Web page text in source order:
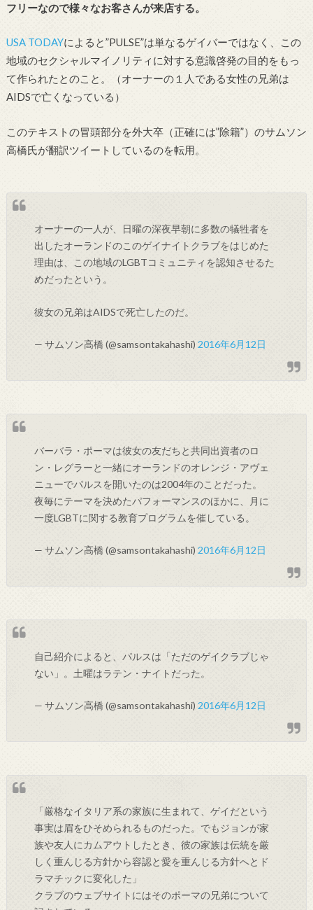
フリーなので様々なお客さんが来店する。
USA TODAYによると”PULSE”は単なるゲイバーではなく、この
地域のセクシャルマイノリティに対する意識啓発の目的をもっ
て作られたとのこと。（オーナーの１人である女性の兄弟は
AIDSで亡くなっている）
このテキストの冒頭部分を外大卒（正確には”除籍”）のサムソン
高橋氏が翻訳ツイートしているのを転用。
オーナーの一人が、日曜の深夜早朝に多数の犠牲者を
出したオーランドのこのゲイナイトクラブをはじめた
理由は、この地域のLGBTコミュニティを認知させるた
めだったという。
彼女の兄弟はAIDSで死亡したのだ。
— サムソン高橋 (@samsontakahashi)2016年6月12日
バーバラ・ポーマは彼女の友だちと共同出資者のロ
ン・レグラーと一緒にオーランドのオレンジ・アヴェ
ニューでパルスを開いたのは2004年のことだった。
夜毎にテーマを決めたパフォーマンスのほかに、月に
一度LGBTに関する教育プログラムを催している。
— サムソン高橋 (@samsontakahashi)2016年6月12日
自己紹介によると、パルスは「ただのゲイクラブじゃ
ない」。土曜はラテン・ナイトだった。
— サムソン高橋 (@samsontakahashi)2016年6月12日
「厳格なイタリア系の家族に生まれて、ゲイだという
事実は眉をひそめられるものだった。でもジョンが家
族や友人にカムアウトしたとき、彼の家族は伝統を厳
しく重んじる方針から容認と愛を重んじる方針へとド
ラマチックに変化した」
クラブのウェブサイトにはそのポーマの兄弟について